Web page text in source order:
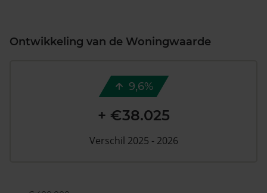
Ontwikkeling van de Woningwaarde
9,6%
+ €38.025
Verschil 2025 - 2026